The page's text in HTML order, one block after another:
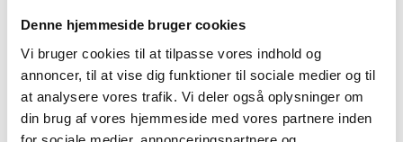
Denne hjemmeside bruger cookies
Vi bruger cookies til at tilpasse vores indhold og
annoncer, til at vise dig funktioner til sociale medier og til
at analysere vores trafik. Vi deler også oplysninger om
din brug af vores hjemmeside med vores partnere inden
Forum on Research Infrastructure’ (ESFRI), et forum
som evaluerer og fastlægger fremtidige
forskningsinfrastrukturer. Europa har en lang historie
som førende inden for materialeforskning med
neutroner og et stort antal forskere, der anvender